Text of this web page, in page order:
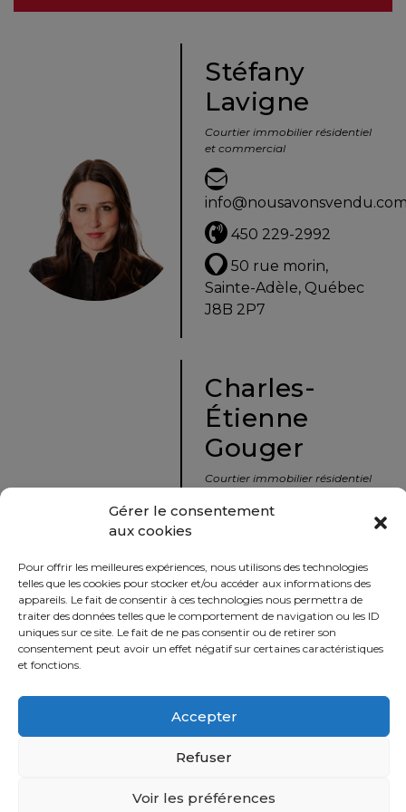
Gérer le consentement
aux cookies
Pour offrir les meilleures expériences, nous utilisons des technologies
telles que les cookies pour stocker et/ou accéder aux informations des
appareils. Le fait de consentir à ces technologies nous permettra de
traiter des données telles que le comportement de navigation ou les ID
uniques sur ce site. Le fait de ne pas consentir ou de retirer son
consentement peut avoir un effet négatif sur certaines caractéristiques
et fonctions.
Accepter
Refuser
Voir les préférences
Évaluation
Avec
un
immobilier
vers
la
tranquillité
d’esprit
défi
Stéfany
Lavigne
Courtier immobilier résidentiel
et commercial
450 229-2992
50 rue morin,
Sainte-Adèle, Québec
J8B 2P7
Charles-
Étienne
Gouger
Courtier immobilier résidentiel
450 229-2992
50 rue morin,
Sainte-Adèle, Québec
J8B 2P7
Partager
Politique